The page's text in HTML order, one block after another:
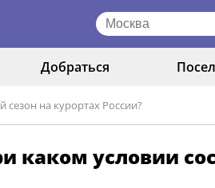
Добраться
сезон на курортах России?
каком условии